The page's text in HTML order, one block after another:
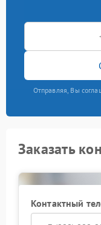
Отправляя, Вы
Заказать
Контактный